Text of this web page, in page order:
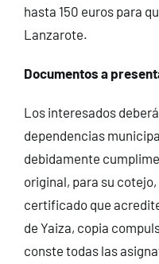
hasta 150 euros para
Lanzarote.
Documentos a
Los interesados
dependencias
debidamente
original, para su
certificado que
de Yaiza, copia
conste todas las